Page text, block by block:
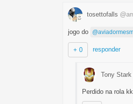
tosettofalls
jogo do
+ 0 responder
Tony
Perdido na rola